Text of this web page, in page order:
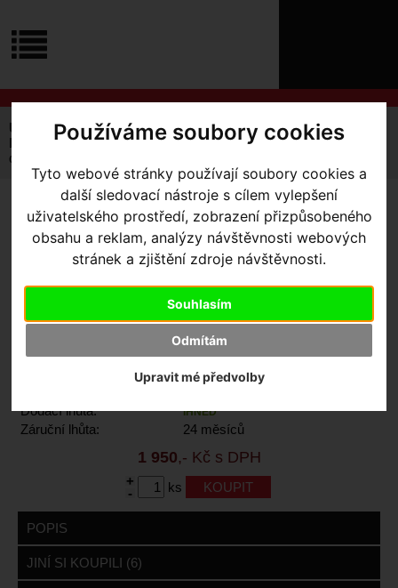
Používáme soubory cookies
Tyto webové stránky používají soubory cookies a
další sledovací nástroje s cílem vylepšení
uživatelského prostředí, zobrazení přizpůsobeného
obsahu a reklam, analýzy návštěvnosti webových
stránek a zjištění zdroje návštěvnosti.
Souhlasím
Odmítám
Upravit mé předvolby
O
NÁKUPU
SLUŽBY
REGISTRACE
ZTRATILI
Úvodní strana Výbava pro kolo
Cyklocomputery
Příslušenství
držák computeru K-EDGE Garmin Pro Specialized Roval
DRŽÁK COMPUTERU K-
EDGE GARMIN PRO
SPECIALIZED ROVAL
K-Edge
Dodací lhůta:
IHNED
Záruční lhůta: 24 měsíců
1 950,- Kč s DPH
+
-
ks
POPIS
JINÍ SI KOUPILI (6)